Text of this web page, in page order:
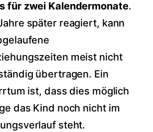
für zwei Kalendermonate.
später reagiert, kann
meist nicht
übertragen. Ein
ist, dass dies möglich
das Kind noch nicht im
steht.